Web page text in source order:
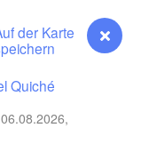
Quiché